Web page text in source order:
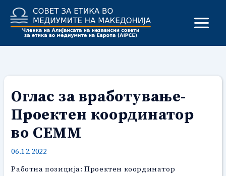
content
Оглас за вработување-
Проектен координатор
во СЕММ
06.12.2022
Работна позиција: Проектен координатор